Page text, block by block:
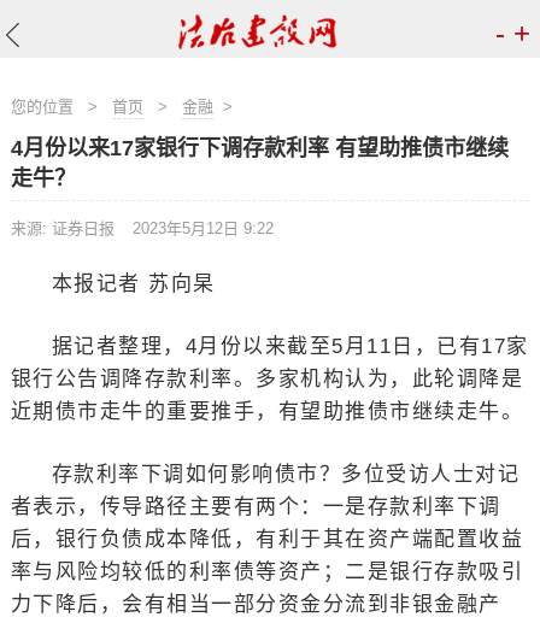
- +
您的位置 > 首页 > 金融 >
4月份以来17家银行下调存款利率 有望助推债市继续
走牛？
来源: 证券日报 2023年5月12日 9:22
本报记者 苏向杲
据记者整理，4月份以来截至5月11日，已有17家
银行公告调降存款利率。多家机构认为，此轮调降是
近期债市走牛的重要推手，有望助推债市继续走牛。
存款利率下调如何影响债市？多位受访人士对记
者表示，传导路径主要有两个：一是存款利率下调
后，银行负债成本降低，有利于其在资产端配置收益
率与风险均较低的利率债等资产；二是银行存款吸引
力下降后，会有相当一部分资金分流到非银金融产